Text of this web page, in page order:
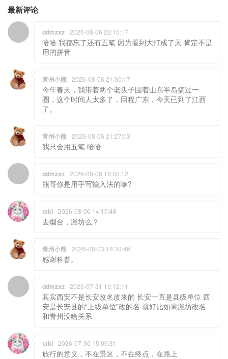
最新评论
ddmzxz 2026-08-06 22:15:17
哈哈 我都忘了还有五笔 因为看到大打成了天 肯定不是
用的拼音
青州小熊 2026-08-06 21:30:17
今年春天，我带着两个老头子围着山东半岛搞过一
圈，这个时间人太多了，回程广东，今天已到了江西
了。
青州小熊 2026-08-06 21:27:03
我只会用五笔 哈哈
ddmzxz 2026-08-06 18:50:12
熊哥你是用手写输入法的嘛?
taki 2026-08-06 14:10:48
去烟台，潍坊么？
青州小熊 2026-08-03 18:30:46
感谢科普。
ddmzxz 2026-07-31 16:12:11
其实西安不是长安改名改来的 长安一直是县级单位 西
安是长安县的“上级单位”改的名 就好比如果潍坊改名
和青州没啥关系
taki 2026-07-30 15:06:31
旅行的意义，不在景区，不在终点，在路上